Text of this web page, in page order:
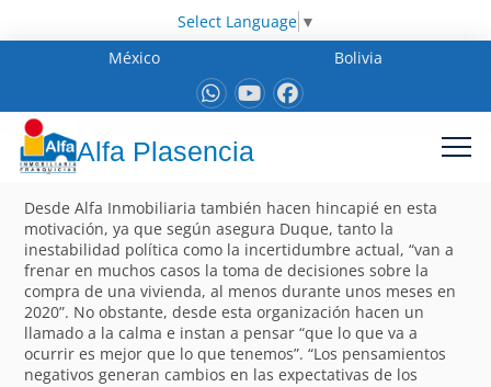
Select Language ▼
México
Bolivia
Alfa Plasencia
Desde Alfa Inmobiliaria también hacen hincapié en esta
motivación, ya que según asegura Duque, tanto la
inestabilidad política como la incertidumbre actual, “van a
frenar en muchos casos la toma de decisiones sobre la
compra de una vivienda, al menos durante unos meses en
2020”. No obstante, desde esta organización hacen un
llamado a la calma e instan a pensar “que lo que va a
ocurrir es mejor que lo que tenemos”. “Los pensamientos
negativos generan cambios en las expectativas de los